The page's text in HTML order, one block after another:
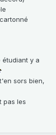
étudiant y a
sors bien,
pas les